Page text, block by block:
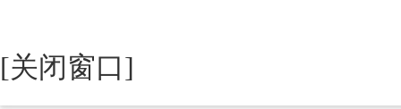
[关闭窗口]